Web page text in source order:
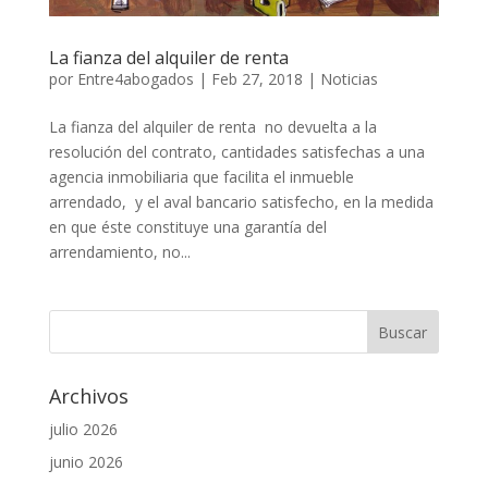
La fianza del alquiler de renta
por Entre4abogados | Feb 27, 2018 | Noticias
La fianza del alquiler de renta no devuelta a la
resolución del contrato, cantidades satisfechas a una
agencia inmobiliaria que facilita el inmueble
arrendado, y el aval bancario satisfecho, en la medida
en que éste constituye una garantía del
arrendamiento, no...
Archivos
julio 2026
junio 2026